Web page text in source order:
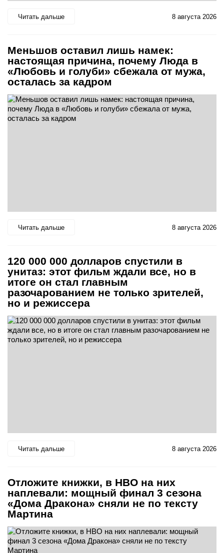
Читать дальше 8 августа 2026
Меньшов оставил лишь намек:
настоящая причина, почему Люда в
«Любовь и голуби» сбежала от мужа,
осталась за кадром
Читать дальше 8 августа 2026
120 000 000 долларов спустили в
унитаз: этот фильм ждали все, но в
итоге он стал главным
разочарованием не только зрителей,
но и режиссера
Читать дальше 8 августа 2026
Отложите книжки, в HBO на них
наплевали: мощный финал 3 сезона
«Дома Дракона» сняли не по тексту
Мартина